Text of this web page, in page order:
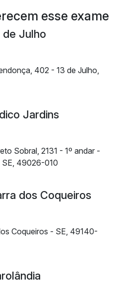
esse exame
de Julho
402 - 13 de Julho,
Jardins
Sobral, 2131 - 1º andar -
SE, 49026-010
dos Coqueiros
Coqueiros - SE, 49140-